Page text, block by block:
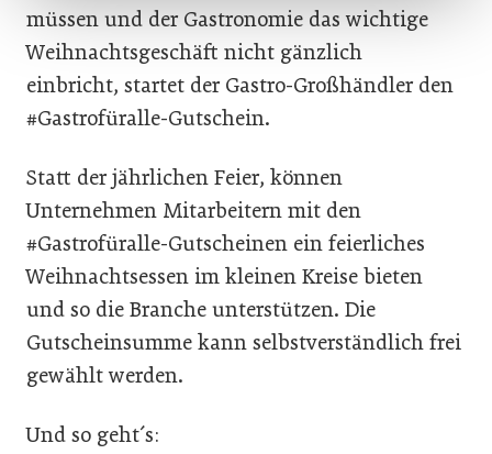
müssen und der Gastronomie das wichtige
Weihnachtsgeschäft nicht gänzlich
einbricht, startet der Gastro-Großhändler den
#Gastrofüralle-Gutschein.
Statt der jährlichen Feier, können
Unternehmen Mitarbeitern mit den
#Gastrofüralle-Gutscheinen ein feierliches
Weihnachtsessen im kleinen Kreise bieten
und so die Branche unterstützen. Die
Gutscheinsumme kann selbstverständlich frei
gewählt werden.
Und so geht´s: